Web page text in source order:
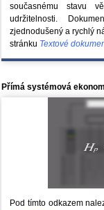
současnému stavu
udržitelnosti.
zjednodušený a rychlý
stránku Textové
Přímá systémová
Pod tímto odkazem